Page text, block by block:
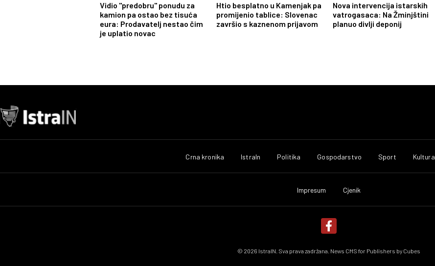
Vidio "predobru" ponudu za
kamion pa ostao bez tisuća
eura: Prodavatelj nestao čim
je uplatio novac
Htio besplatno u Kamenjak pa
promijenio tablice: Slovenac
završio s kaznenom prijavom
Nova intervencija istarskih
vatrogasaca: Na Žminjštini
planuo divlji deponij
Crna kronika IstraIn Politika Gospodarstvo Sport Kultura
Impresum Cjenik
© 2026 IstraIN. Sva prava zadržana. News CMS for Publishers by Cubes